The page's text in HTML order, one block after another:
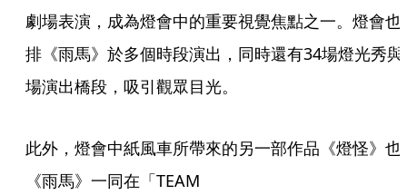
劇場表演，成為燈會中的重要視覺焦點之一。燈會也
排《雨馬》於多個時段演出，同時還有34場燈光秀
場演出橋段，吸引觀眾目光。
此外，燈會中紙風車所帶來的另一部作品《燈怪》也
《雨馬》一同在「TEAM